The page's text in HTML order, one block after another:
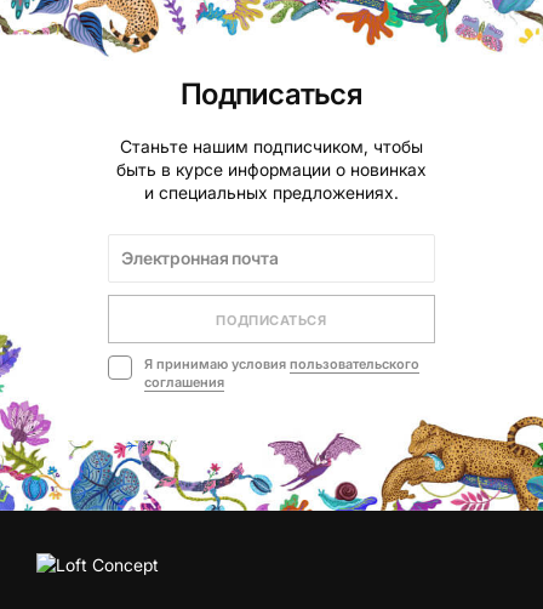
Подписаться
Станьте нашим подписчиком, чтобы
быть в курсе информации о новинках
и специальных предложениях.
ПОДПИСАТЬСЯ
Я принимаю условия пользовательского
соглашения